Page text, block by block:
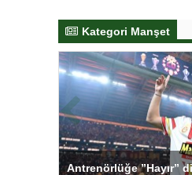
Kategori Manşet
Salihli Sporcuları